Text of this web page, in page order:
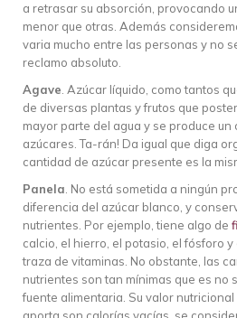
a retrasar su absorción, provocando
menor que otras. Además
varia mucho entre las personas y no
reclamo absoluto.
Agave. Azúcar líquido, como tantos
de diversas plantas y frutos que
mayor parte del agua y se produce un
azúcares. Ta-rán! Da igual que diga
cantidad de azúcar presente es la
Panela. No está sometida a ningún
diferencia del azúcar blanco, y
nutrientes. Por ejemplo, tiene algo de
calcio, el hierro, el potasio, el fósforo
traza de vitaminas. No obstante, las
nutrientes son tan mínimas que es no
fuente alimentaria. Su valor